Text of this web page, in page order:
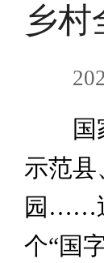
乡村
国家
示范县
园……
个“国